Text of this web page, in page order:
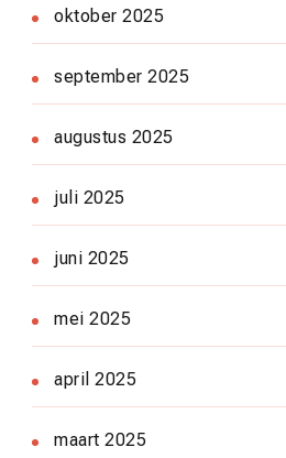
oktober 2025
september 2025
augustus 2025
juli 2025
juni 2025
mei 2025
april 2025
maart 2025